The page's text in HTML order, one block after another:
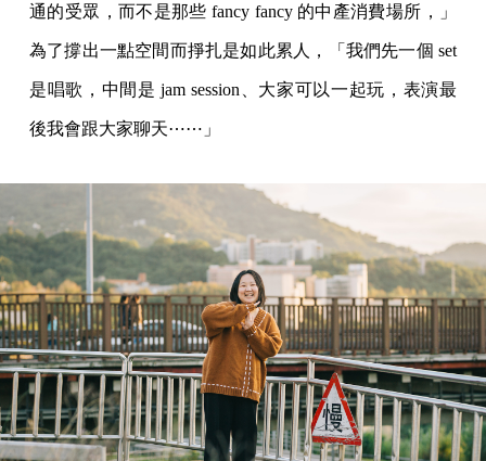
通的受眾，而不是那些 fancy fancy 的中產消費場所，」
為了撐出一點空間而掙扎是如此累人，「我們先一個 set
是唱歌，中間是 jam session、大家可以一起玩，表演最
後我會跟大家聊天⋯⋯」